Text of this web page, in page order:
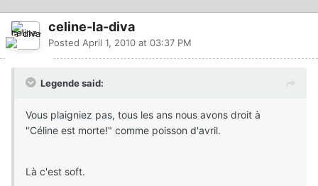
celine-la-diva
Posted April 1, 2010 at 03:37 PM
Legende said:
Vous plaigniez pas, tous les ans nous avons droit à
"Céline est morte!" comme poisson d'avril.
Là c'est soft.